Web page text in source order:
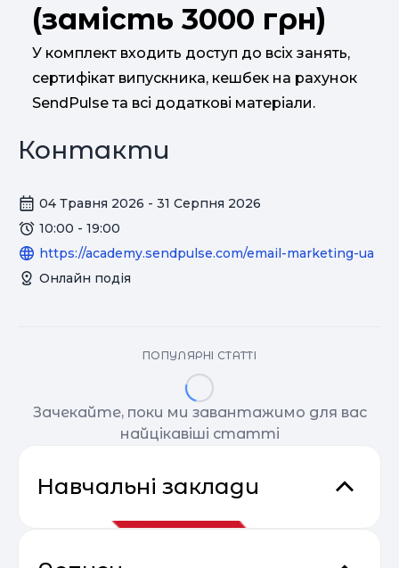
(замість 3000 грн)
У комплект входить доступ до всіх занять,
сертифікат випускника, кешбек на рахунок
SendPulse та всі додаткові матеріали.
Контакти
04 Травня 2026 - 31 Серпня 2026
10:00 - 19:00
https://academy.sendpulse.com/email-marketing-ua
Онлайн подія
ПОПУЛЯРНІ СТАТТІ
Зачекайте, поки ми завантажимо для вас
найцікавіші статті
Навчальні заклади